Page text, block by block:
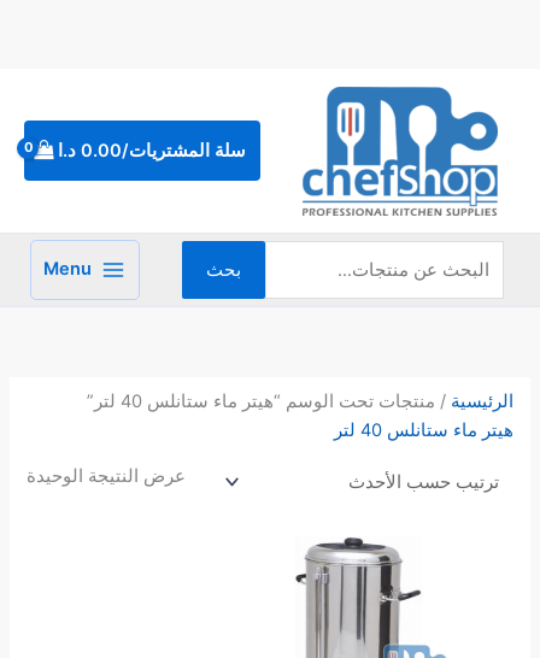
سلة المشتريات/0.00 د.ا
عن:
بحث Menu
الرئيسية / منتجات تحت الوسم “هيتر ماء ستانلس 40 لتر”
هيتر ماء ستانلس 40 لتر
عرض النتيجة الوحيدة